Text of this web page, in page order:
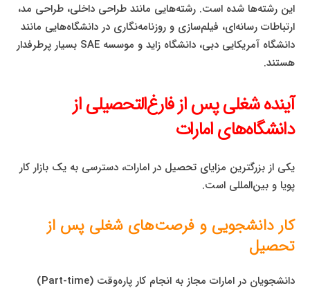
این رشته‌ها شده است. رشته‌هایی مانند طراحی داخلی، طراحی مد،
ارتباطات رسانه‌ای، فیلم‌سازی و روزنامه‌نگاری در دانشگاه‌هایی مانند
دانشگاه آمریکایی دبی، دانشگاه زاید و موسسه SAE بسیار پرطرفدار
هستند.
آینده شغلی پس از فارغ‌التحصیلی از
دانشگاه‌های امارات
یکی از بزرگترین مزایای تحصیل در امارات، دسترسی به یک بازار کار
پویا و بین‌المللی است.
کار دانشجویی و فرصت‌های شغلی پس از
تحصیل
دانشجویان در امارات مجاز به انجام کار پاره‌وقت (Part-time)